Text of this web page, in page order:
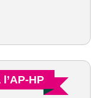
HP